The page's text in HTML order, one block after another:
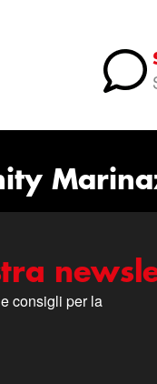
consigli per la